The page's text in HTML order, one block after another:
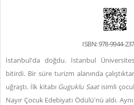
ISBN: 978-9944-
İstanbul'da doğdu. İstanbul
bitirdi. Bir süre turizm alanında
uğraştı. İlk kitabı Guguklu Saatisimli
Nayır Çocuk Edebiyatı Ödülü'nü aldı. Aynı